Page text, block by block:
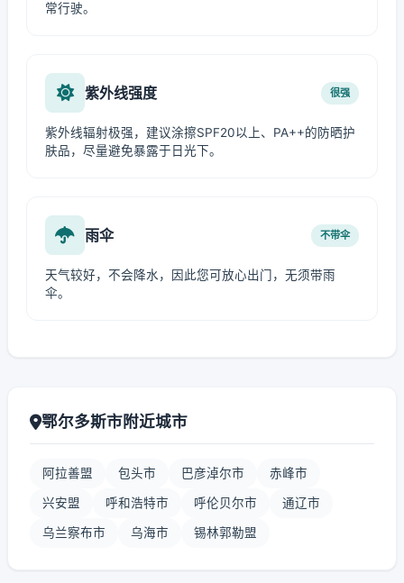
常行驶。
紫外线强度 很强
紫外线辐射极强，建议涂擦SPF20以上、PA++的防晒护
肤品，尽量避免暴露于日光下。
雨伞 不带伞
天气较好，不会降水，因此您可放心出门，无须带雨
伞。
鄂尔多斯市附近城市
阿拉善盟 包头市 巴彦淖尔市 赤峰市
兴安盟 呼和浩特市 呼伦贝尔市 通辽市
乌兰察布市 乌海市 锡林郭勒盟